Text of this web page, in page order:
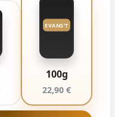
EVANS'T
100g
22,90 €